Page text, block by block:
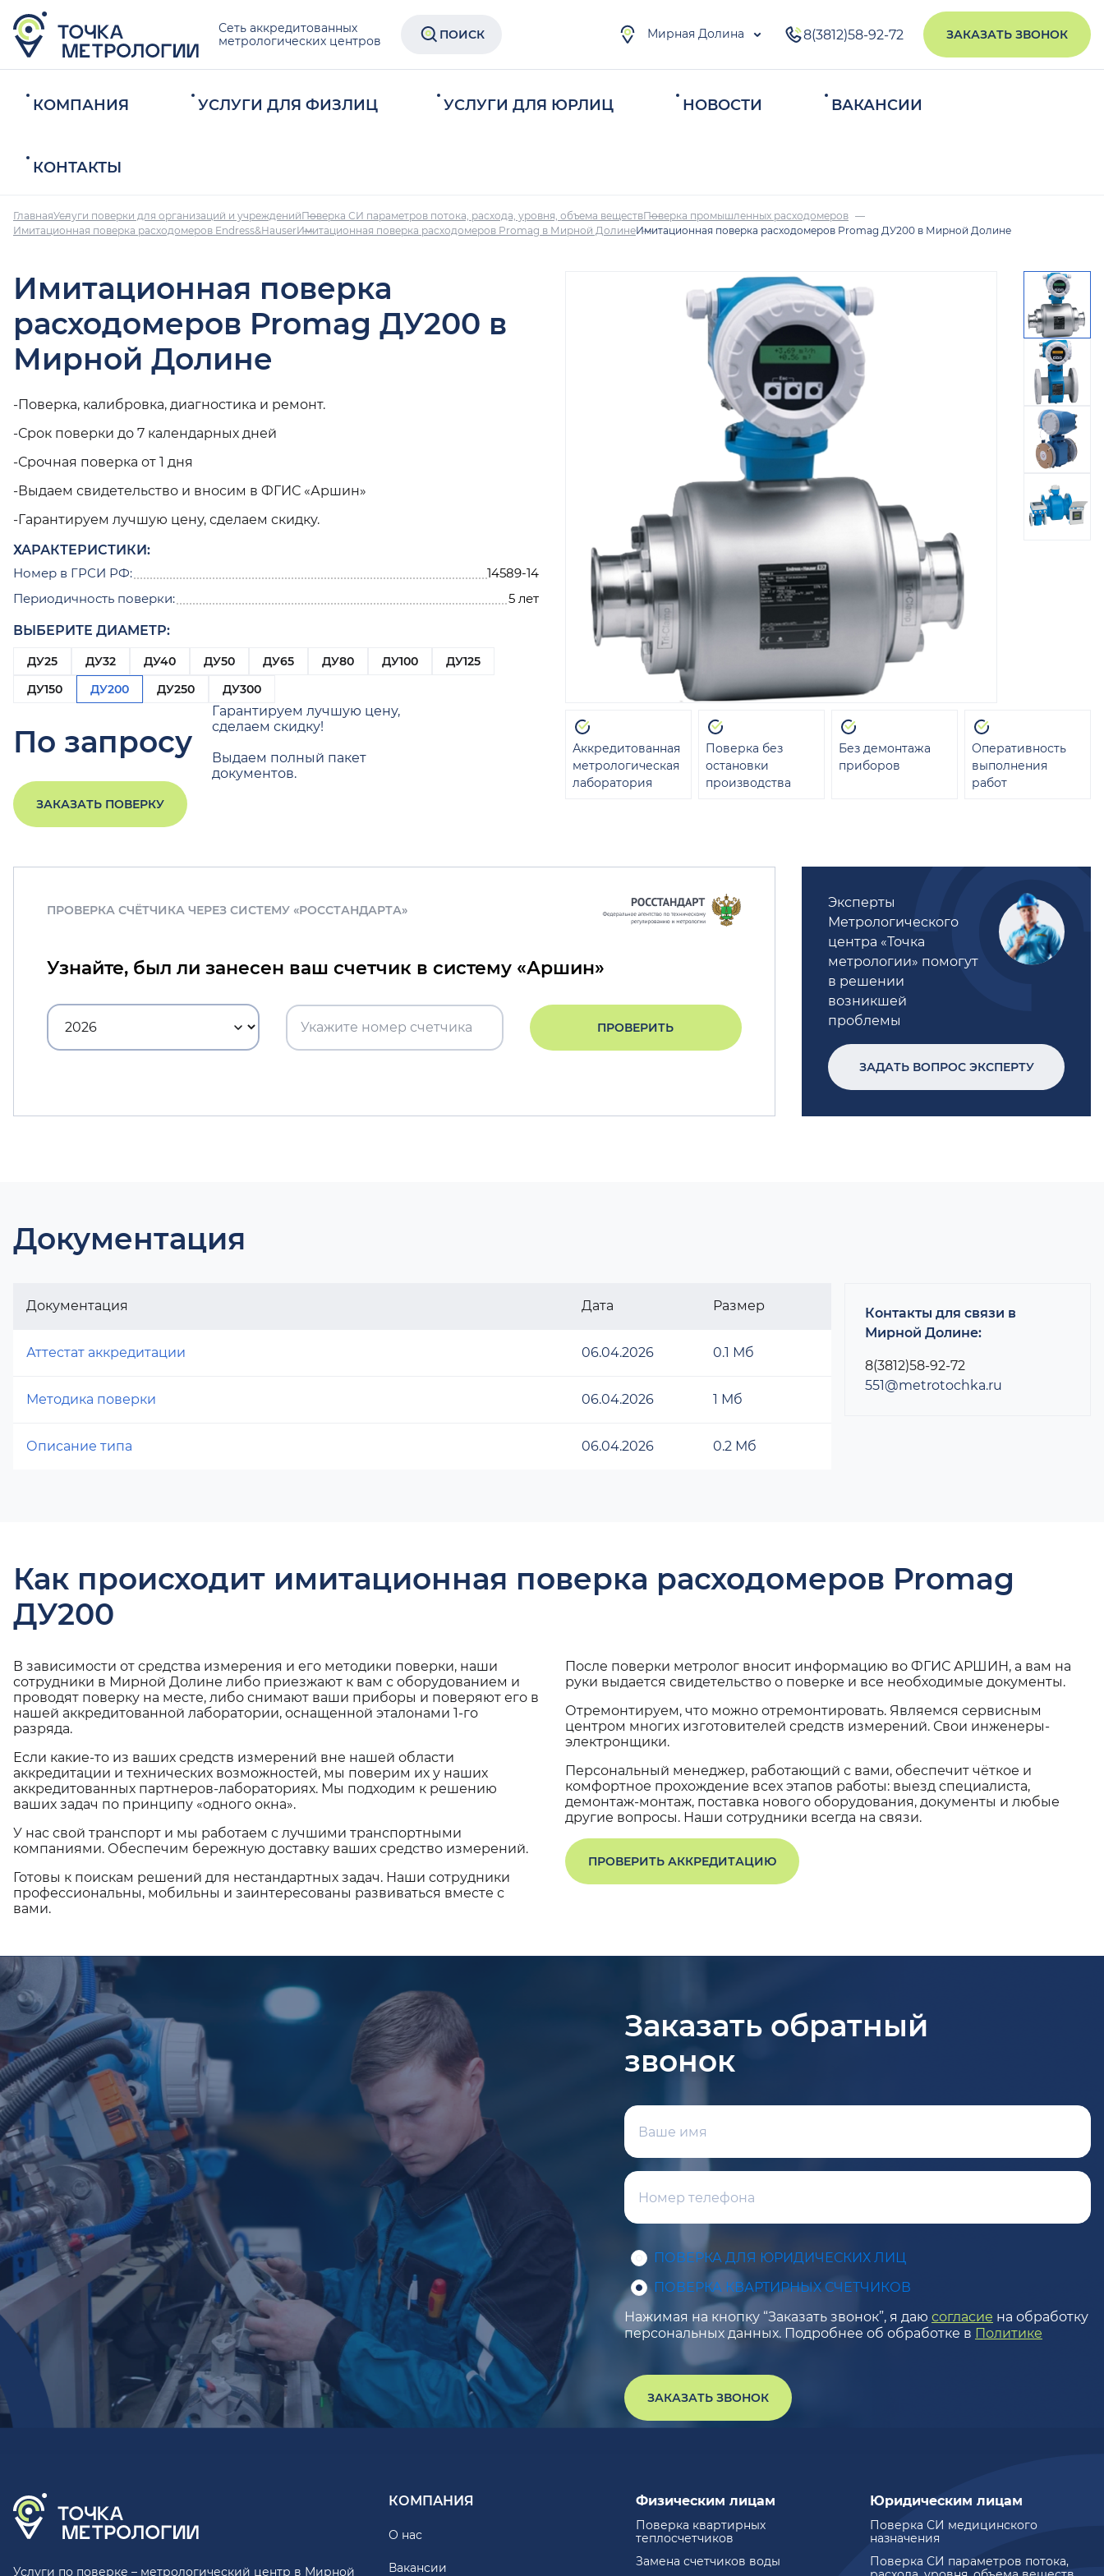
Сеть аккредитованных
метрологических центров
ПОИСК Мирная Долина 8(3812)58-92-72 ЗАКАЗАТЬ ЗВОНОК
КОМПАНИЯ УСЛУГИ ДЛЯ ФИЗЛИЦ УСЛУГИ ДЛЯ ЮРЛИЦ НОВОСТИ ВАКАНСИИ
КОНТАКТЫ
ГлавнаяУслуги поверки для организаций и учрежденийПоверка СИ параметров потока, расхода, уровня, объема веществПоверка промышленных расходомеров
Имитационная поверка расходомеров Endress&HauserИмитационная поверка расходомеров Promag в Мирной ДолинеИмитационная поверка расходомеров Promag ДУ200 в Мирной Долине
Имитационная поверка
расходомеров Promag ДУ200 в
Мирной Долине
-Поверка, калибровка, диагностика и ремонт.
-Срок поверки до 7 календарных дней
-Срочная поверка от 1 дня
-Выдаем свидетельство и вносим в ФГИС «Аршин»
-Гарантируем лучшую цену, сделаем скидку.
ХАРАКТЕРИСТИКИ:
Номер в ГРСИ РФ:
14589-14
Периодичность поверки:
5 лет
ВЫБЕРИТЕ ДИАМЕТР:
ДУ25 ДУ32 ДУ40 ДУ50 ДУ65 ДУ80 ДУ100
ДУ125
ДУ150
ДУ200 ДУ250 ДУ300
По запросу
Гарантируем лучшую цену,
сделаем скидку!
Выдаем полный пакет
документов.
ЗАКАЗАТЬ ПОВЕРКУ
Аккредитованная
метрологическая
лаборатория
Поверка без
остановки
производства
Без демонтажа
приборов
Оперативность
выполнения
работ
ПРОВЕРКА СЧЁТЧИКА ЧЕРЕЗ СИСТЕМУ «РОССТАНДАРТА»
Узнайте, был ли занесен ваш счетчик в систему «Аршин»
ПРОВЕРИТЬ
Эксперты
Метрологического
центра «Точка
метрологии» помогут
в решении
возникшей
проблемы
ЗАДАТЬ ВОПРОС ЭКСПЕРТУ
Документация
Документация Дата Размер
Аттестат аккредитации 06.04.2026 0.1 Мб
Методика поверки 06.04.2026 1 Мб
Описание типа 06.04.2026 0.2 Мб
Контакты для связи в
Мирной Долине:
8(3812)58-92-72
551@metrotochka.ru
Как происходит имитационная поверка расходомеров Promag
ДУ200
В зависимости от средства измерения и его методики поверки, наши
сотрудники в Мирной Долине либо приезжают к вам с оборудованием и
проводят поверку на месте, либо снимают ваши приборы и поверяют его в
нашей аккредитованной лаборатории, оснащенной эталонами 1-го
разряда.
Если какие-то из ваших средств измерений вне нашей области
аккредитации и технических возможностей, мы поверим их у наших
аккредитованных партнеров-лабораториях. Мы подходим к решению
ваших задач по принципу «одного окна».
У нас свой транспорт и мы работаем с лучшими транспортными
компаниями. Обеспечим бережную доставку ваших средство измерений.
Готовы к поискам решений для нестандартных задач. Наши сотрудники
профессиональны, мобильны и заинтересованы развиваться вместе с
вами.
После поверки метролог вносит информацию во ФГИС АРШИН, а вам на
руки выдается свидетельство о поверке и все необходимые документы.
Отремонтируем, что можно отремонтировать. Являемся сервисным
центром многих изготовителей средств измерений. Свои инженеры-
электронщики.
Персональный менеджер, работающий с вами, обеспечит чёткое и
комфортное прохождение всех этапов работы: выезд специалиста,
демонтаж-монтаж, поставка нового оборудования, документы и любые
другие вопросы. Наши сотрудники всегда на связи.
ПРОВЕРИТЬ АККРЕДИТАЦИЮ
Заказать обратный
звонок
ПОВЕРКА ДЛЯ ЮРИДИЧЕСКИХ ЛИЦ
ПОВЕРКА КВАРТИРНЫХ СЧЕТЧИКОВ
Нажимая на кнопку “Заказать звонок”, я даю согласие на обработку
персональных данных. Подробнее об обработке в Политике
ЗАКАЗАТЬ ЗВОНОК
Услуги по поверке – метрологический центр в Мирной
КОМПАНИЯ
О нас
Вакансии
Физическим лицам
Поверка квартирных
теплосчетчиков
Замена счетчиков воды
Юридическим лицам
Поверка СИ медицинского
назначения
Поверка СИ параметров потока,